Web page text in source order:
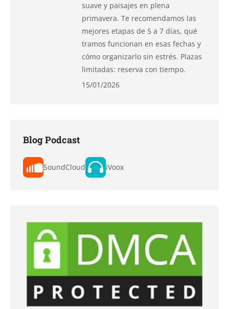
suave y paisajes en plena
primavera. Te recomendamos las
mejores etapas de 5 a 7 días, qué
tramos funcionan en esas fechas y
cómo organizarlo sin estrés. Plazas
limitadas: reserva con tiempo.
15/01/2026
Blog Podcast
SoundCloud iVoox